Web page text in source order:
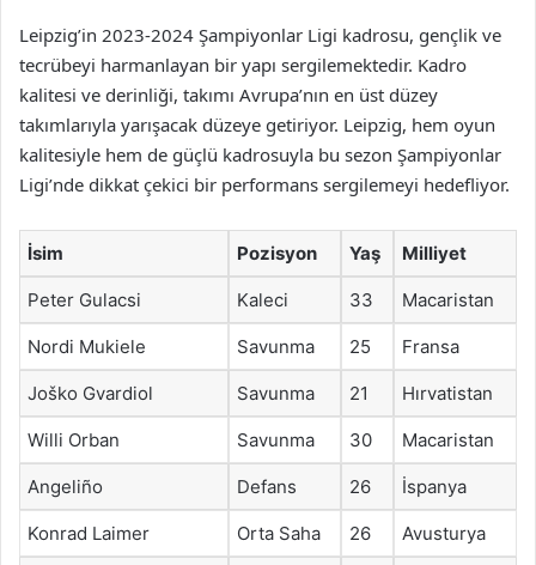
Leipzig’in 2023-2024 Şampiyonlar Ligi kadrosu, gençlik ve
tecrübeyi harmanlayan bir yapı sergilemektedir. Kadro
kalitesi ve derinliği, takımı Avrupa’nın en üst düzey
takımlarıyla yarışacak düzeye getiriyor. Leipzig, hem oyun
kalitesiyle hem de güçlü kadrosuyla bu sezon Şampiyonlar
Ligi’nde dikkat çekici bir performans sergilemeyi hedefliyor.
İsim Pozisyon Yaş Milliyet
Peter Gulacsi Kaleci 33 Macaristan
Nordi Mukiele Savunma 25 Fransa
Joško Gvardiol Savunma 21 Hırvatistan
Willi Orban Savunma 30 Macaristan
Angeliño Defans 26 İspanya
Konrad Laimer Orta Saha 26 Avusturya